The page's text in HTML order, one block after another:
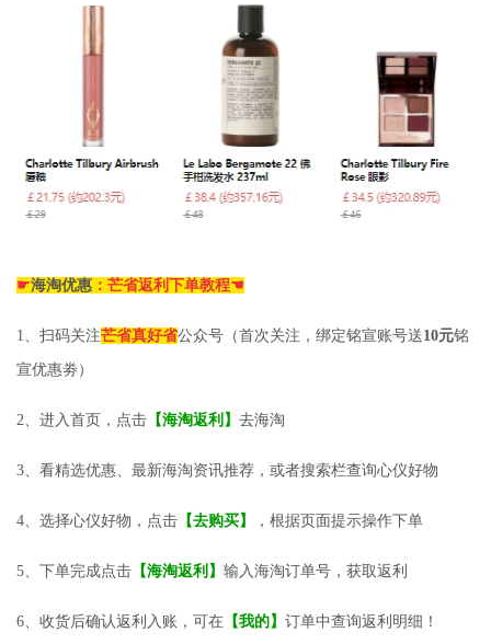
☛海淘优惠 ：芒省返利下单教程☚
1、扫码关注芒省真好省公众号（首次关注，绑定铭宣账号送10元铭
宣优惠劵）
2、进入首页，点击 【海淘返利】 去海淘
3、看精选优惠、最新海淘资讯推荐，或者搜索栏查询心仪好物
4、选择心仪好物，点击 【去购买】 ，根据页面提示操作下单
5、下单完成点击 【海淘返利】 输入海淘订单号，获取返利
6、收货后确认返利入账，可在 【我的】 订单中查询返利明细！